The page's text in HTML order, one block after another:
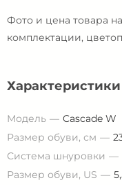
Фото и цена товара
комплектации,
Характеристики
Модель
Cascade W
Размер обуви, см
Система шнуровки
Размер обуви, US